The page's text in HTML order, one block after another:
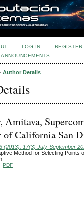
LOG IN REGISTER
ANNOUNCEMENTS
Author Details
Amitava,
California San
(2013): 17(3) July-September
Method for Selecting Points
PDF